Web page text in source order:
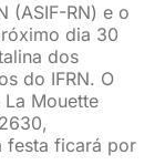
(ASIF-RN) e o
dia 30
dos
do IFRN. O
Mouette
festa ficará por